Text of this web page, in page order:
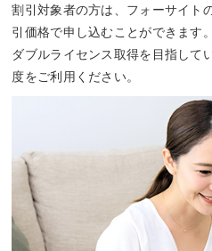
割引対象者の方は、フォーサイト
引価格で申し込むことができます。
ダブルライセンス取得を目指して
度をご利用ください。